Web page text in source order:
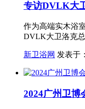
专访DVLK大
作为高端实木浴
DVLK大卫洛克
新卫浴网 发表于
2024广州卫博